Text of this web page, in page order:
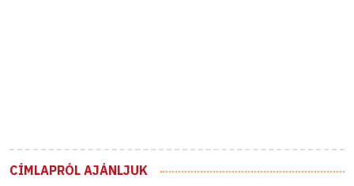
CÍMLAPRÓL AJÁNLJUK